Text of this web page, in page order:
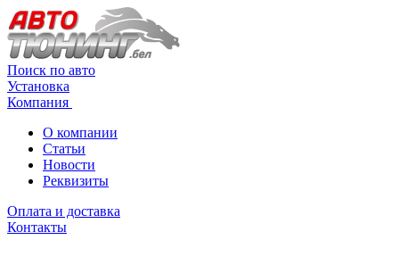
Поиск по авто
Установка
Компания
О компании
Статьи
Новости
Реквизиты
Оплата и доставка
Контакты